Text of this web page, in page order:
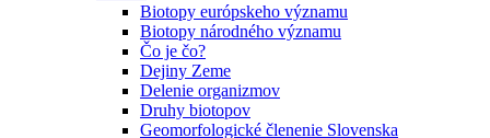
Biotopy európskeho významu
Biotopy národného významu
Čo je čo?
Dejiny Zeme
Delenie organizmov
Druhy biotopov
Geomorfologické členenie Slovenska